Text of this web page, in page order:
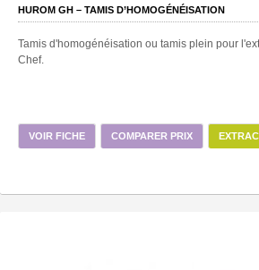
HUROM GH – TAMIS D’HOMOGÉNÉISATION
Tamis d'homogénéisation ou tamis plein pour
Chef.
VOIR FICHE COMPARER PRIX